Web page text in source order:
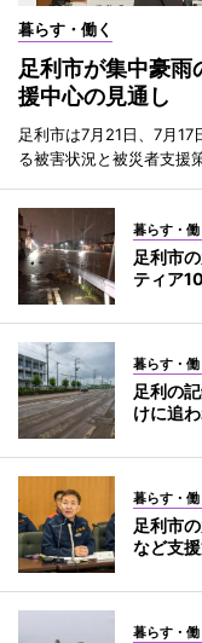
暮らす・働く
足利市が集中豪
援中心の見通し
足利市は7月21日、7月17
る被害状況と被災者支援
暮らす・働
足利市
ティア
暮らす・働
足利の
けに追
暮らす・働
足利市
など支
暮らす・働